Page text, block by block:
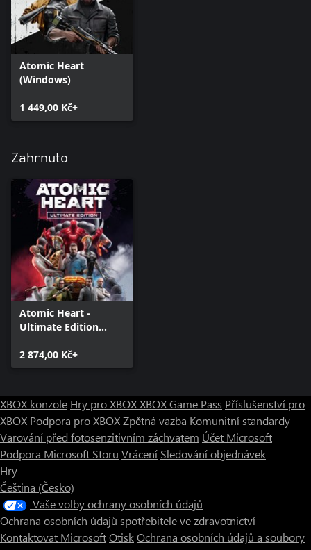
Atomic Heart
(Windows)
1 449,00 Kč+
Zahrnuto
Atomic Heart -
Ultimate Edition
2 874,00 Kč+
XBOX konzole Hry pro XBOXXBOX Game Pass Příslušenství pro
XBOX Podpora pro XBOXZpětná vazba Komunitní standardy
Varování před fotosenzitivním záchvatem Účet Microsoft
Podpora Microsoft Storu Vrácení Sledování objednávek
Hry
Čeština (Česko)
Vaše volby ochrany osobních údajů
Ochrana osobních údajů spotřebitele ve zdravotnictví
Kontaktovat MicrosoftOtiskOchrana osobních údajů a soubory